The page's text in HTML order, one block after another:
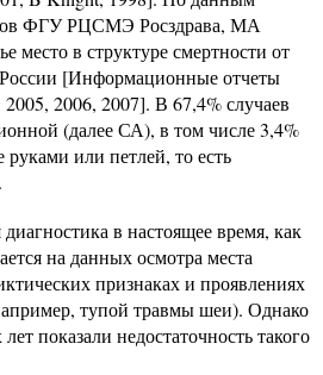
ФГУ РЦСМЭ Росздрава, МА
место в структуре смертности от
[Информационные отчеты
2005, 2006, 2007]. В 67,4% случаев
(далее СА), в том числе 3,4%
руками или петлей, то есть
в настоящее время, как
на данных осмотра места
признаках и проявлениях
тупой травмы шеи). Однако
показали недостаточность такого